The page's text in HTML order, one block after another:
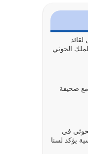
الله
وعن هدى
للشيطان
لقائد
الحوثي
مع صحيفة
في
يؤكد لسنا